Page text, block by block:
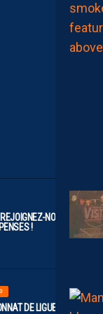
O
A
L
NOUS
!
DE LIGUE 2